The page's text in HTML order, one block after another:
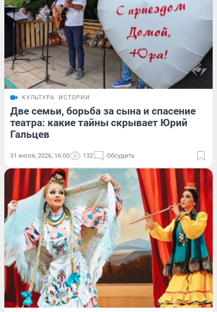
КУЛЬТУРА ИСТОРИИ
Две семьи, борьба за сына и спасение
театра: какие тайны скрывает Юрий
Гальцев
31 июля, 2026, 16:00 132 Обсудить